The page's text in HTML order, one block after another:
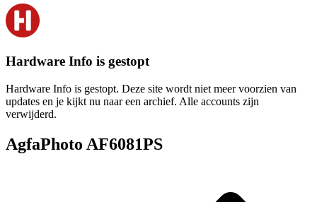
Hardware Info is gestopt
Hardware Info is gestopt. Deze site wordt niet meer voorzien van
updates en je kijkt nu naar een archief. Alle accounts zijn
verwijderd.
AgfaPhoto AF6081PS